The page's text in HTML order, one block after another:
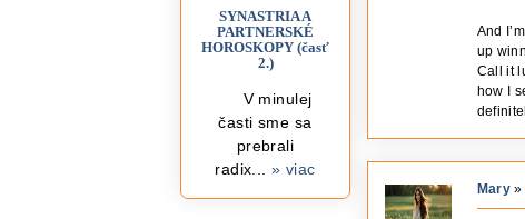
SYNASTRIA A
PARTNERSKÉ
HOROSKOPY (časť
2.)
V minulej
časti sme sa
prebrali
radix...» viac
And
up
Call it
how I
Mary»